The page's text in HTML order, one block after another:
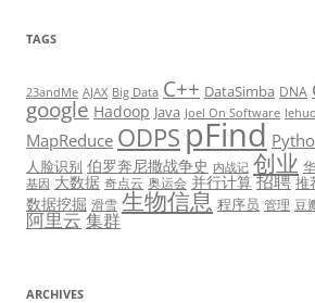
TAGS
23andMe AJAX Big Data C++ DataSimba DNA
google Hadoop Java Joel On Software
MapReduce ODPS pFind
人脸识别 伯罗奔尼撒战争史 内战记 创业
基因 大数据 奇点云 奥运会 并行计算 招聘 推
数据挖掘 滑雪 生物信息 程序员 管理 豆
阿里云集群
ARCHIVES